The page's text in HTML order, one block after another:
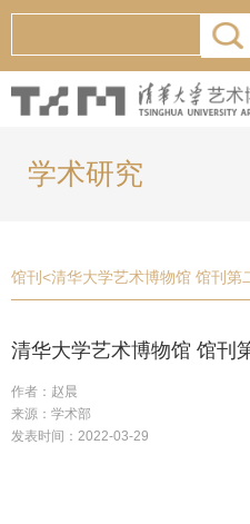
学术研究
馆刊 <清华大学艺术博物馆 馆刊第
清华大学艺术博物馆 馆刊
作者：赵晨
来源：学术部
发表时间：2022-03-29